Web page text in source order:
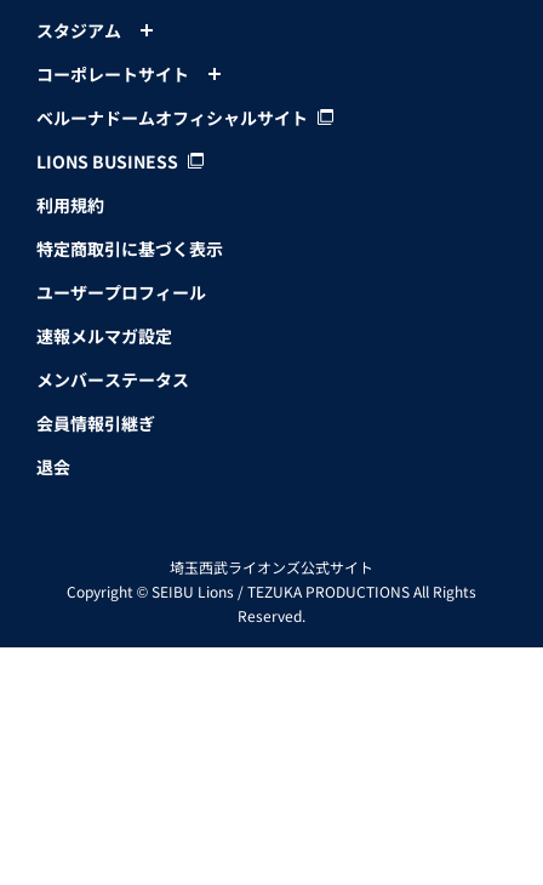
スタジアム
コーポレートサイト
ベルーナドームオフィシャルサイト
LIONS BUSINESS
利用規約
特定商取引に基づく表示
ユーザープロフィール
速報メルマガ設定
メンバーステータス
会員情報引継ぎ
退会
埼玉西武ライオンズ公式サイト
Copyright © SEIBU Lions / TEZUKA PRODUCTIONS All Rights
Reserved.